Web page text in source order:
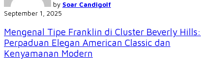
by Soar Candigolf
September 1, 2025
Mengenal Tipe Franklin di Cluster Beverly Hills:
Perpaduan Elegan American Classic dan
Kenyamanan Modern